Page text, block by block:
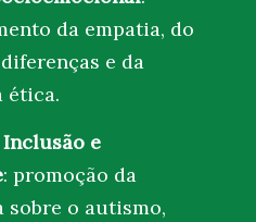
da empatia, do
e da
ética.
e
: promoção da
sobre o autismo,